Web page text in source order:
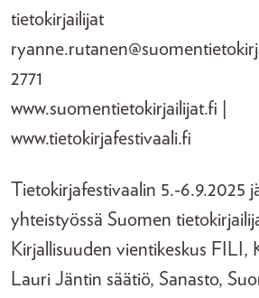
tietokirjailijat
2771
www.suomentietokirjailijat.fi |
www.tietokirjafestivaali.fi
Tietokirjafestivaalin 5.-6.9.2025
yhteistyössä Suomen
Kirjallisuuden vientikeskus FILI,
Lauri Jäntin säätiö, Sanasto,